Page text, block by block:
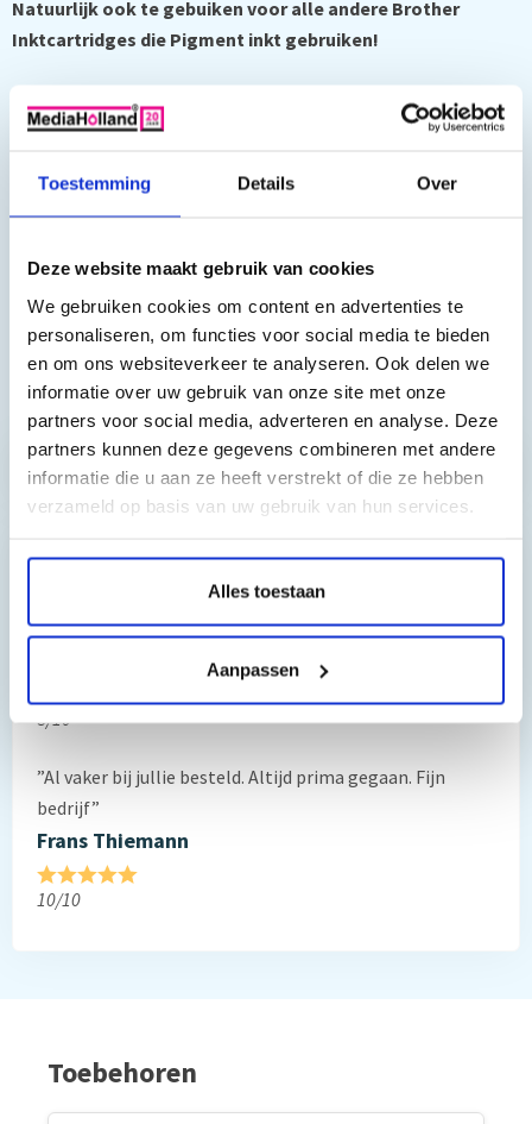
Toestemming Details Over
Deze website maakt gebruik van cookies
We gebruiken cookies om content en advertenties te
personaliseren, om functies voor social media te bieden
en om ons websiteverkeer te analyseren. Ook delen we
informatie over uw gebruik van onze site met onze
partners voor social media, adverteren en analyse. Deze
partners kunnen deze gegevens combineren met andere
informatie die u aan ze heeft verstrekt of die ze hebben
verzameld op basis van uw gebruik van hun services.
Alles toestaan
Aanpassen
Natuurlijk ook te gebuiken voor alle andere Brother
Inktcartridges die Pigment inkt gebruiken!
De
patronen en het zelf navullen van originele, of compatibel
met de piëzo-Brother-printerkoppen van de getoonde series.
Alle inktparameters worden zo aangepast dat de gebruiker
Bovendien geeft Sudhaus voor bovenstaande types uw
afdrukken meer duurzaamheid en weerstand tegen UV-
straling.
Toch nog een vraag?
Hebt u vragen bij het artikel?
Reviews van klanten…
”Prima geregeld. ”
Gauke Wijnmaalen
8/10
”Al vaker bij jullie besteld. Altijd prima gegaan. Fijn
bedrijf”
Frans Thiemann
10/10
Toebehoren